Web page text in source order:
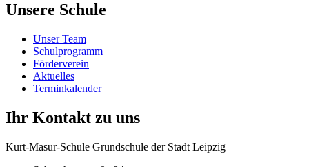
Unsere Schule
Unser Team
Schulprogramm
Förderverein
Aktuelles
Terminkalender
Ihr Kontakt zu uns
Kurt-Masur-Schule Grundschule der Stadt Leipzig